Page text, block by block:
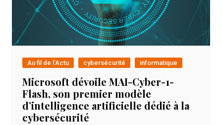
Au fil de l'Actu cybersécurité informatique
Microsoft dévoile MAI-Cyber-1-
Flash, son premier modèle
d’intelligence artificielle dédié à la
cybersécurité